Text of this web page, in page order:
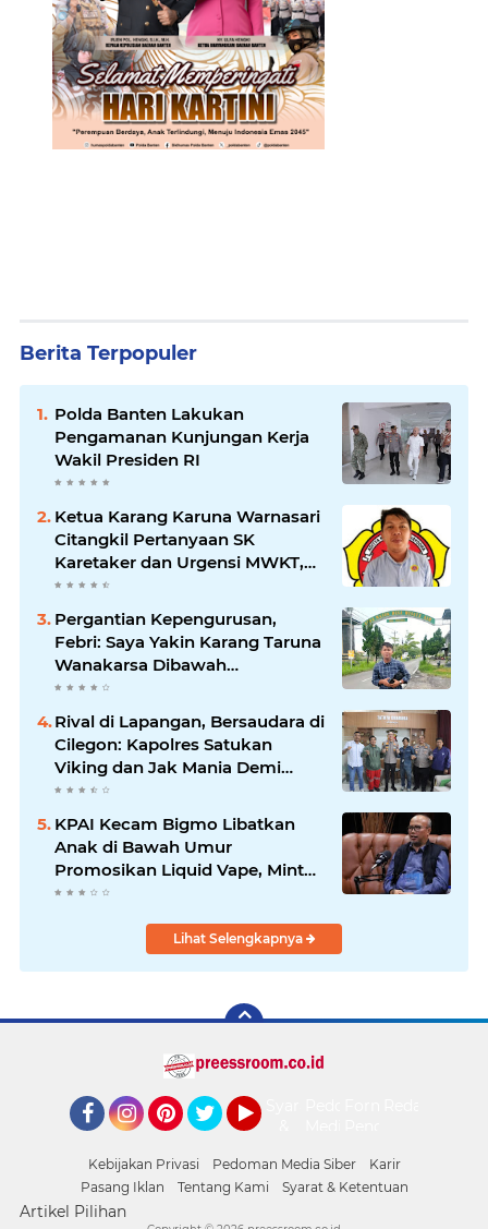
Berita Terpopuler
Polda Banten Lakukan
Pengamanan Kunjungan Kerja
Wakil Presiden RI
Ketua Karang Karuna Warnasari
Citangkil Pertanyaan SK
Karetaker dan Urgensi MWKT,
Saat Suasana Berduka
Pergantian Kepengurusan,
Febri: Saya Yakin Karang Taruna
Wanakarsa Dibawah
Kepemimpinan Bung Entus
Rival di Lapangan, Bersaudara di
Cilegon: Kapolres Satukan
Viking dan Jak Mania Demi
Nobar Damai Piala Presiden
KPAI Kecam Bigmo Libatkan
Anak di Bawah Umur
Promosikan Liquid Vape, Minta
Aparat Bertindak Tegas
Lihat Selengkapnya
Kebijakan Privasi Pedoman Media Siber
Karir
Pasang Iklan
Tentang Kami Syarat & Ketentuan
Artikel Pilihan